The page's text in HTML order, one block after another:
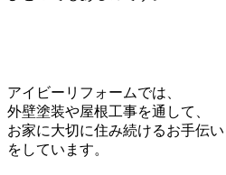
アイビーリフォームでは、
外壁塗装や屋根工事を通して、
お家に大切に住み続けるお手伝い
をしています。